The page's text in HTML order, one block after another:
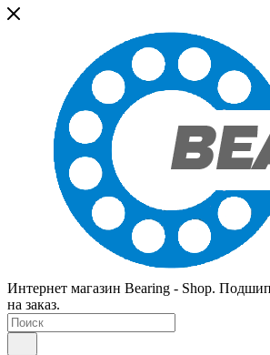
Интернет магазин Bearing - Shop.
на заказ.